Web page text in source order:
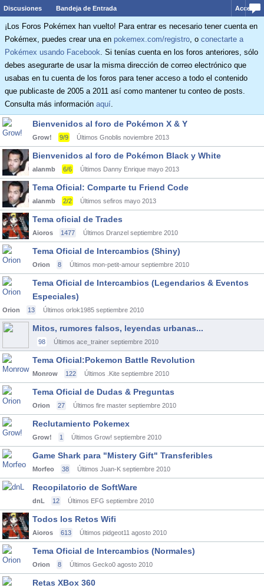
Discusiones Bandeja de Entrada Acceder
¡Los Foros Pokémex han vuelto! Para entrar es necesario tener cuenta en
Pokémex, puedes crear una en pokemex.com/registro, o conectarte a
Pokémex usando Facebook. Si tenías cuenta en los foros anteriores, sólo
debes asegurarte de usar la misma dirección de correo electrónico que
usabas en tu cuenta de los foros para tener acceso a todo el contenido
que publicaste de 2005 a 2011 así como mantener tu conteo de posts.
Consulta más información aquí.
Bienvenidos al foro de Pokémon X & Y
Grow! 9/9 Últimos Gnoblis noviembre 2013
Bienvenidos al foro de Pokémon Black y White
alanmb 6/6 Últimos Danny Enrique mayo 2013
Tema Oficial: Comparte tu Friend Code
alanmb 2/2 Últimos sefiros mayo 2013
Tema oficial de Trades
Aioros 1477 Últimos Dranzel septiembre 2010
Tema Oficial de Intercambios (Shiny)
Orion 8 Últimos mon-petit-amour septiembre 2010
Tema Oficial de Intercambios (Legendarios & Eventos
Especiales)
Orion 13 Últimos orlok1985 septiembre 2010
Mitos, rumores falsos, leyendas urbanas...
98 Últimos ace_trainer septiembre 2010
Tema Oficial:Pokemon Battle Revolution
Monrow 122 Últimos .Kite septiembre 2010
Tema Oficial de Dudas & Preguntas
Orion 27 Últimos fire master septiembre 2010
Reclutamiento Pokemex
Grow! 1 Últimos Grow! septiembre 2010
Game Shark para "Mistery Gift" Transferibles
Morfeo 38 Últimos Juan-K septiembre 2010
Recopilatorio de SoftWare
dnL 12 Últimos EFG septiembre 2010
Todos los Retos Wifi
Aioros 613 Últimos pidgeot11 agosto 2010
Tema Oficial de Intercambios (Normales)
Orion 8 Últimos Gecko0 agosto 2010
Retas XBox 360